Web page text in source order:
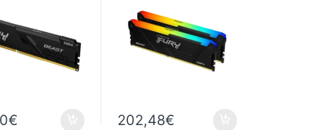
€ 202,48€